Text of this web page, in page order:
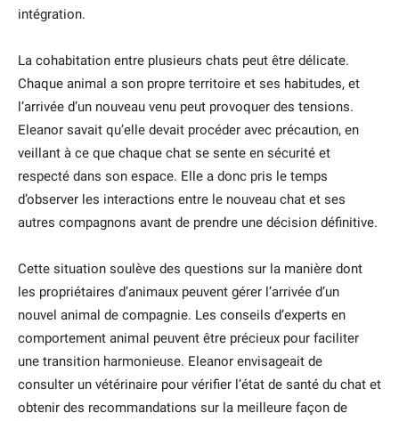
intégration.
La cohabitation entre plusieurs chats peut être délicate.
Chaque animal a son propre territoire et ses habitudes, et
l’arrivée d’un nouveau venu peut provoquer des tensions.
Eleanor savait qu’elle devait procéder avec précaution, en
veillant à ce que chaque chat se sente en sécurité et
respecté dans son espace. Elle a donc pris le temps
d’observer les interactions entre le nouveau chat et ses
autres compagnons avant de prendre une décision définitive.
Cette situation soulève des questions sur la manière dont
les propriétaires d’animaux peuvent gérer l’arrivée d’un
nouvel animal de compagnie. Les conseils d’experts en
comportement animal peuvent être précieux pour faciliter
une transition harmonieuse. Eleanor envisageait de
consulter un vétérinaire pour vérifier l’état de santé du chat et
obtenir des recommandations sur la meilleure façon de